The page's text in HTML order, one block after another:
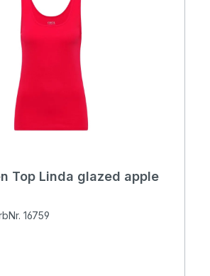
Top Linda glazed apple
16759